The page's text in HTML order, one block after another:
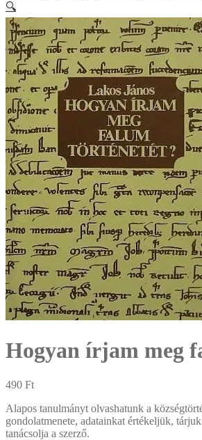
🔍
Hogyan írjam meg
490 Ft
Alapos tanulmányt olvashatunk a
gondolatmenete, adatainkat értékeljük,
tanácsolja a szerző.